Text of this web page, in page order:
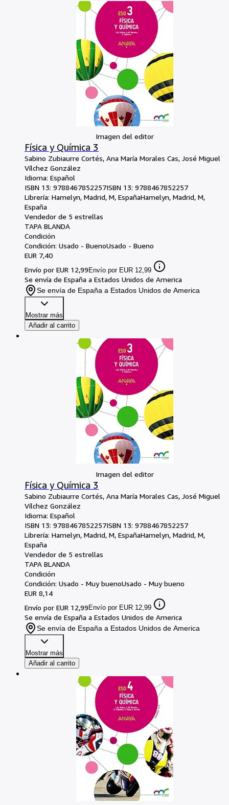
Imagen del editor
Física y Química 3
Sabino Zubiaurre Cortés, Ana María Morales Cas, José Miguel
Vílchez González
Idioma: Español
ISBN 13: 9788467852257ISBN 13: 9788467852257
Librería: Hamelyn, Madrid, M, EspañaHamelyn, Madrid, M,
España
Vendedor de 5 estrellas
TAPA BLANDA
Condición
Condición: Usado - BuenoUsado - Bueno
EUR 7,40
Envío por EUR 12,99 Envío por EUR 12,99
Se envía de España a Estados Unidos de America
Se envía de España a Estados Unidos de America
Mostrar más
Añadir al carrito
Imagen del editor
Física y Química 3
Sabino Zubiaurre Cortés, Ana María Morales Cas, José Miguel
Vílchez González
Idioma: Español
ISBN 13: 9788467852257ISBN 13: 9788467852257
Librería: Hamelyn, Madrid, M, EspañaHamelyn, Madrid, M,
España
Vendedor de 5 estrellas
TAPA BLANDA
Condición
Condición: Usado - Muy buenoUsado - Muy bueno
EUR 8,14
Envío por EUR 12,99 Envío por EUR 12,99
Se envía de España a Estados Unidos de America
Se envía de España a Estados Unidos de America
Mostrar más
Añadir al carrito